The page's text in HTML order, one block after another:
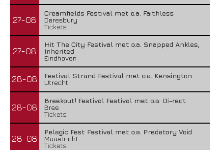
27-08
Creamfields Festival met o.a. Faithless
Daresbury
Tickets
27-08
Hit The City Festival met o.a. Snapped Ankles,
Inherited
Eindhoven
28-08
Festival Strand Festival met o.a. Kensington
Utrecht
28-08
Breekout! Festival Festival met o.a. Di-rect
Bree
Tickets
28-08
Pelagic Fest Festival met o.a. Predatory Void
Maastricht
Tickets